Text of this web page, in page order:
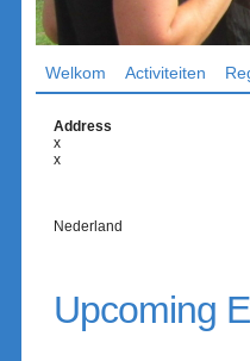
Welkom Activiteiten
Address
x
x
Nederland
Upcoming